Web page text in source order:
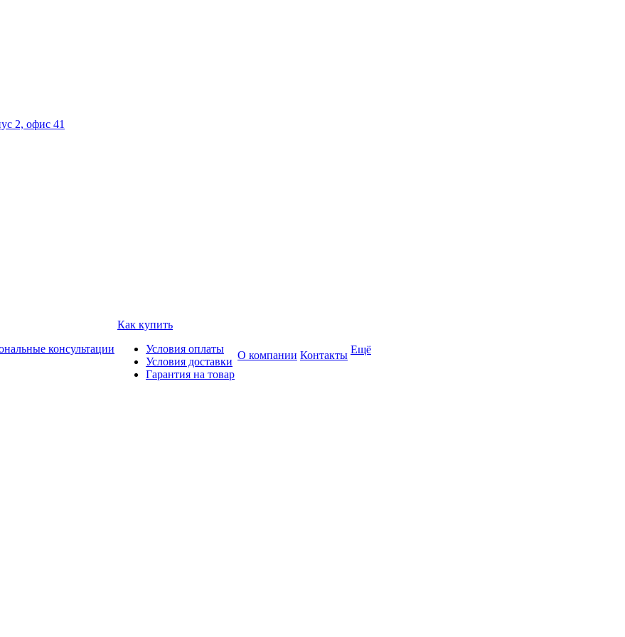
2, офис 41
консультации
Как купить
Условия оплаты
Условия доставки
Гарантия на товар
О компании Контакты Ещё